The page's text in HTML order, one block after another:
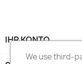
IHR KONTO
We use third-